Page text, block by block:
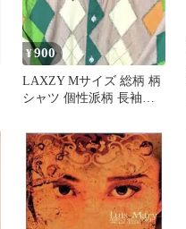
¥900
LAXZY Mサイズ 総柄 柄
シャツ 個性派柄 長袖シ